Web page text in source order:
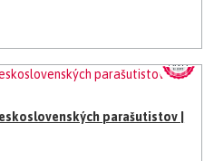
parašutistov |